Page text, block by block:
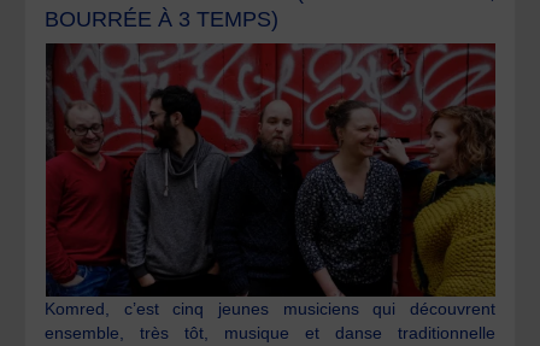
BOURRÉE À 3 TEMPS)
Komred, c’est cinq jeunes musiciens qui découvrent
ensemble, très tôt, musique et danse traditionnelle